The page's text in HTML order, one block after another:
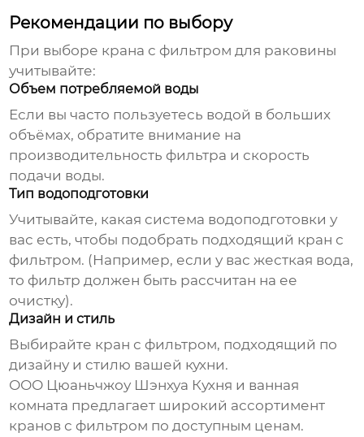
Рекомендации по выбору
При выборе крана с фильтром для раковины
учитывайте:
Объем потребляемой воды
Если вы часто пользуетесь водой в больших
объёмах, обратите внимание на
производительность фильтра и скорость
подачи воды.
Тип водоподготовки
Учитывайте, какая система водоподготовки у
вас есть, чтобы подобрать подходящий кран с
фильтром. (Например, если у вас жесткая вода,
то фильтр должен быть рассчитан на ее
очистку).
Дизайн и стиль
Выбирайте кран с фильтром, подходящий по
дизайну и стилю вашей кухни.
ООО Цюаньчжоу Шэнхуа Кухня и ванная
комната предлагает широкий ассортимент
кранов с фильтром по доступным ценам.